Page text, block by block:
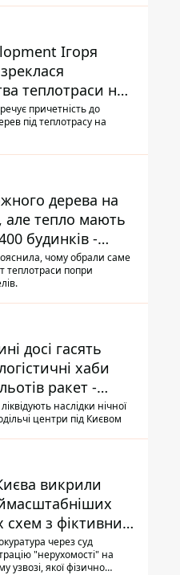
Ігоря
теплотраси на
причетність до
під теплотрасу на
дерева на
але тепло мають
будинків -
Київрадичому обрали саме
теплотраси попри
досі гасять
хаби
ракет -
наслідки нічної
центри під Києвом
викрили
схем з фіктивним
через суд
"нерухомості" на
узвозі, якої фізично